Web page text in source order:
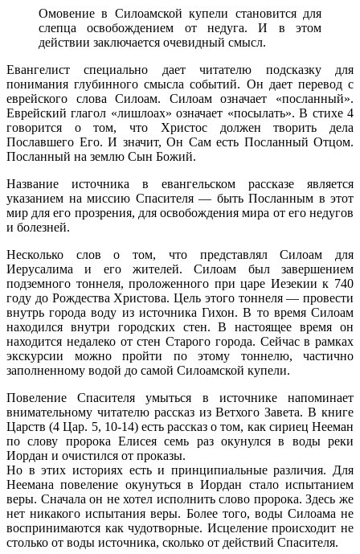
Омовение в Силоамской купели становится для
слепца освобождением от недуга. И в этом
действии заключается очевидный смысл.
Евангелист специально дает читателю подсказку для
понимания глубинного смысла событий. Он дает перевод с
еврейского слова Силоам. Силоам означает «посланный».
Еврейский глагол «лишлоах» означает «посылать». В стихе 4
говорится о том, что Христос должен творить дела
Пославшего Его. И значит, Он Сам есть Посланный Отцом.
Посланный на землю Сын Божий.
Название источника в евангельском рассказе является
указанием на миссию Спасителя — быть Посланным в этот
мир для его прозрения, для освобождения мира от его недугов
и болезней.
Несколько слов о том, что представлял Силоам для
Иерусалима и его жителей. Силоам был завершением
подземного тоннеля, проложенного при царе Иезекии к 740
году до Рождества Христова. Цель этого тоннеля — провести
внутрь города воду из источника Гихон. В то время Силоам
находился внутри городских стен. В настоящее время он
находится недалеко от стен Старого города. Сейчас в рамках
экскурсии можно пройти по этому тоннелю, частично
заполненному водой до самой Силоамской купели.
Повеление Спасителя умыться в источнике напоминает
внимательному читателю рассказ из Ветхого Завета. В книге
Царств (4 Цар. 5, 10-14) есть рассказ о том, как сириец Нееман
по слову пророка Елисея семь раз окунулся в воды реки
Иордан и очистился от проказы.
Но в этих историях есть и принципиальные различия. Для
Неемана повеление окунуться в Иордан стало испытанием
веры. Сначала он не хотел исполнить слово пророка. Здесь же
нет никакого испытания веры. Более того, воды Силоама не
воспринимаются как чудотворные. Исцеление происходит не
столько от воды источника, сколько от действий Спасителя.